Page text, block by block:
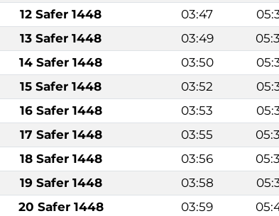
12 Safer 1448 03:47
13 Safer 1448 03:49
14 Safer 1448 03:50
15 Safer 1448 03:52
16 Safer 1448 03:53
17 Safer 1448 03:55
18 Safer 1448 03:56
19 Safer 1448 03:58
20 Safer 1448 03:59